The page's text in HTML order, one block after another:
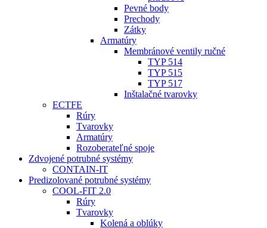
Pevné body
Prechody
Zátky
Armatúry
Membránové ventily ručné
TYP 514
TYP 515
TYP 517
Inštalačné tvarovky
ECTFE
Rúry
Tvarovky
Armatúry
Rozoberateľné spoje
Zdvojené potrubné systémy
CONTAIN-IT
Predizolované potrubné systémy
COOL-FIT 2.0
Rúry
Tvarovky
Kolená a oblúky